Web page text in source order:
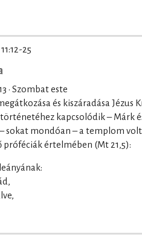
25
· Szombat este
és kiszáradása Jézus
kapcsolódik – Márk
sokat mondóan – a templom
próféciák értelmében (Mt 21,5):